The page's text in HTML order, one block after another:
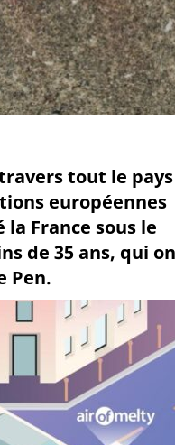
tout le pays
européennes
France sous le
de 35 ans, qui
Pen.